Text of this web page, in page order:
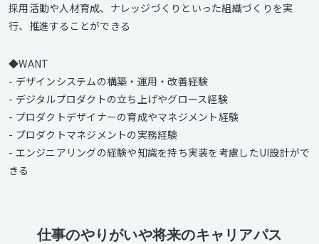
採用活動や人材育成、ナレッジづくりといった組織づくりを実
行、推進することができる
◆WANT
- デザインシステムの構築・運用・改善経験
- デジタルプロダクトの立ち上げやグロース経験
- プロダクトデザイナーの育成やマネジメント経験
- プロダクトマネジメントの実務経験
- エンジニアリングの経験や知識を持ち実装を考慮したUI設計がで
きる
仕事のやりがいや将来のキャリアパス